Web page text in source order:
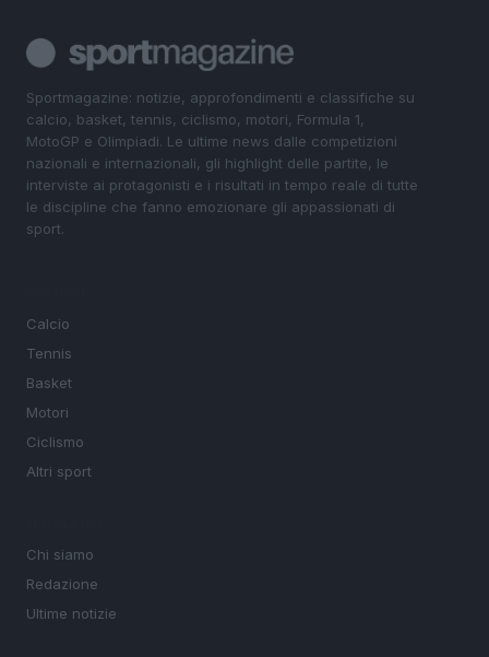
Sportmagazine: notizie, approfondimenti e classifiche su
calcio, basket, tennis, ciclismo, motori, Formula 1,
MotoGP e Olimpiadi. Le ultime news dalle competizioni
nazionali e internazionali, gli highlight delle partite, le
interviste ai protagonisti e i risultati in tempo reale di tutte
le discipline che fanno emozionare gli appassionati di
sport.
Calcio
Tennis
Basket
Motori
Ciclismo
Altri sport
Chi siamo
Redazione
Ultime notizie